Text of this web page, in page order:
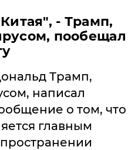
- Трамп,
пообещал
Трамп,
написал
о том, что
главным